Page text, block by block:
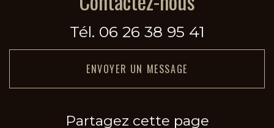
Tél. 06 26 38 95 41
ENVOYER UN MESSAGE
Partagez cette page